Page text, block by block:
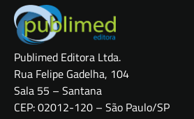
Publimed Editora Ltda.
Rua Felipe Gadelha, 104
Sala 55 – Santana
CEP: 02012-120 – São Paulo/SP